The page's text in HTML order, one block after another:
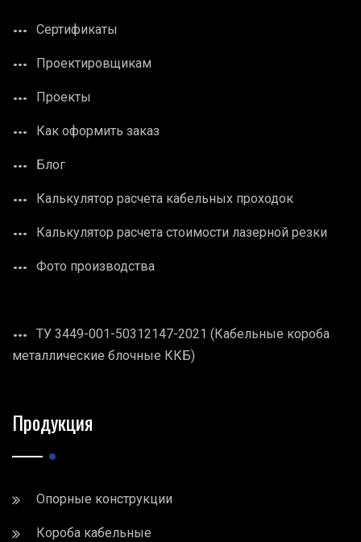
Сертификаты
Проектировщикам
Проекты
Как оформить заказ
Блог
Калькулятор расчета кабельных проходок
Калькулятор расчета стоимости лазерной резки
Фото производства
ТУ 3449-001-50312147-2021 (Кабельные короба
металлические блочные ККБ)
Продукция
Опорные конструкции
Короба кабельные